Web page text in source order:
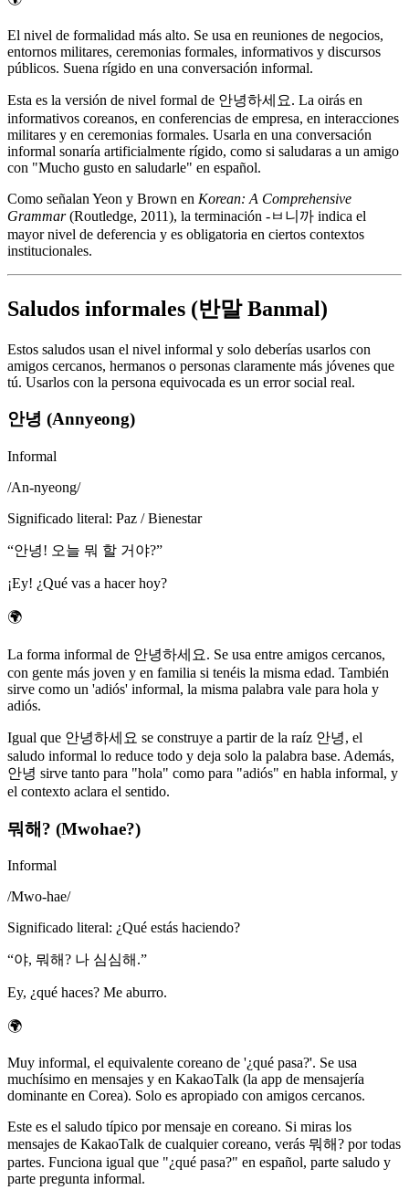
El nivel de formalidad más alto. Se usa en reuniones de negocios,
entornos militares, ceremonias formales, informativos y discursos
públicos. Suena rígido en una conversación informal.
Esta es la versión de nivel formal de 안녕하세요. La oirás en
informativos coreanos, en conferencias de empresa, en interacciones
militares y en ceremonias formales. Usarla en una conversación
informal sonaría artificialmente rígido, como si saludaras a un amigo
con "Mucho gusto en saludarle" en español.
Como señalan Yeon y Brown en Korean: A Comprehensive
Grammar(Routledge, 2011), la terminación -ㅂ니까 indica el
mayor nivel de deferencia y es obligatoria en ciertos contextos
institucionales.
Saludos informales (반말 Banmal)
Estos saludos usan el nivel informal y solo deberías usarlos con
amigos cercanos, hermanos o personas claramente más jóvenes que
tú. Usarlos con la persona equivocada es un error social real.
안녕 (Annyeong)
Informal
/An-nyeong/
Significado literal: Paz / Bienestar
“안녕! 오늘 뭐 할 거야?”
¡Ey! ¿Qué vas a hacer hoy?
🌍
La forma informal de 안녕하세요. Se usa entre amigos cercanos,
con gente más joven y en familia si tenéis la misma edad. También
sirve como un 'adiós' informal, la misma palabra vale para hola y
adiós.
Igual que 안녕하세요 se construye a partir de la raíz 안녕, el
saludo informal lo reduce todo y deja solo la palabra base. Además,
안녕 sirve tanto para "hola" como para "adiós" en habla informal, y
el contexto aclara el sentido.
뭐해? (Mwohae?)
Informal
/Mwo-hae/
Significado literal: ¿Qué estás haciendo?
“야, 뭐해? 나 심심해.”
Ey, ¿qué haces? Me aburro.
🌍
Muy informal, el equivalente coreano de '¿qué pasa?'. Se usa
muchísimo en mensajes y en KakaoTalk (la app de mensajería
dominante en Corea). Solo es apropiado con amigos cercanos.
Este es el saludo típico por mensaje en coreano. Si miras los
mensajes de KakaoTalk de cualquier coreano, verás 뭐해? por todas
partes. Funciona igual que "¿qué pasa?" en español, parte saludo y
parte pregunta informal.